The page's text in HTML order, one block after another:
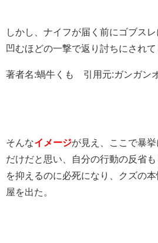
しかし、ナイフが届く前にゴブス
凹むほどの一撃で返り討ちにされて
著者名:蝸牛くも 引用元:ガンガン
そんなイメージが見え、ここで暴
だけだと思い、自分の行動の反省
を抑えるのに必死になり、クズの
屋を出た。